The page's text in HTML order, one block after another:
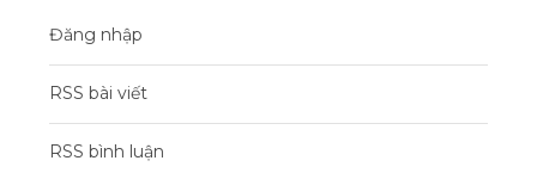
Đăng nhập
RSS bài viết
RSS bình luận